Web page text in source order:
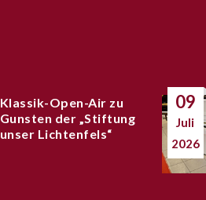
Klassik-Open-Air zu
Gunsten der „Stiftung
unser Lichtenfels“
09
Juli
2026